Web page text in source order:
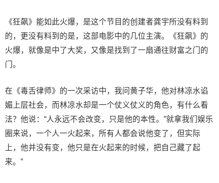
《狂飙》能如此火爆，是这个节目的创建者龚宇所没有料到
的，更没有料到的是，这部电影中的几位主演。《狂飙》的
火爆，就像是中了大奖，又像是找到了一扇通往财富之门的
门。
在《毒舌律师》的一次采访中，我问黄子华，他对林凉水谄
媚上层社会，而林凉水却是一个仗义仗义的角色，有什么看
法？他说：“人永远不会改变，只是他的本性。”就拿我们娱乐
圈来说，一个人一火起来，所有人都会说他变了，但实际
上，他并没有变，他只是在火起来的时候，把自己藏了起
来。”